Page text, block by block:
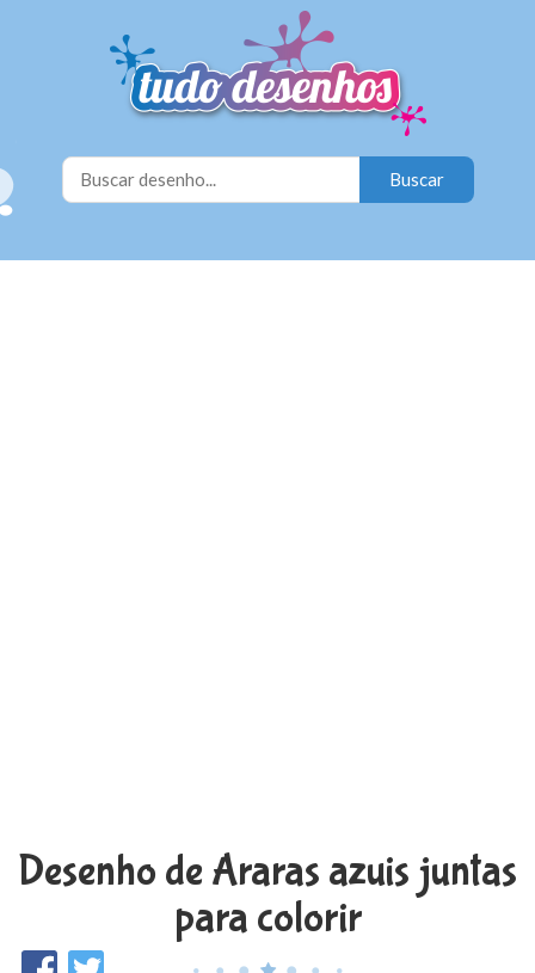
Desenho de Araras azuis juntas
para colorir